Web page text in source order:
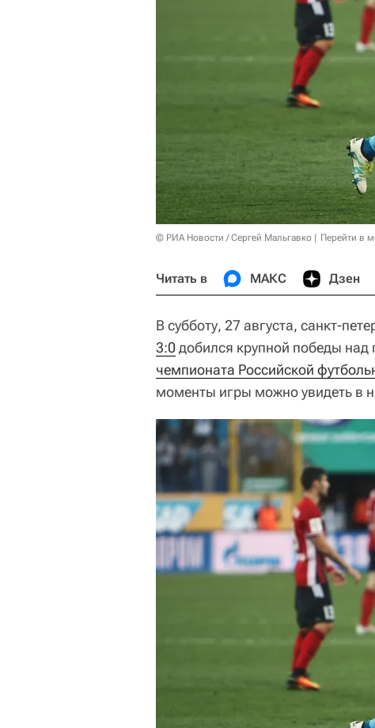
© РИА Новости / Сергей Мальгавко Перейти в
Читать в МАКС Дзен
В субботу, 27 августа, санкт-
3:0 добился крупной победы
чемпионата Российской
моменты игры можно увидеть в